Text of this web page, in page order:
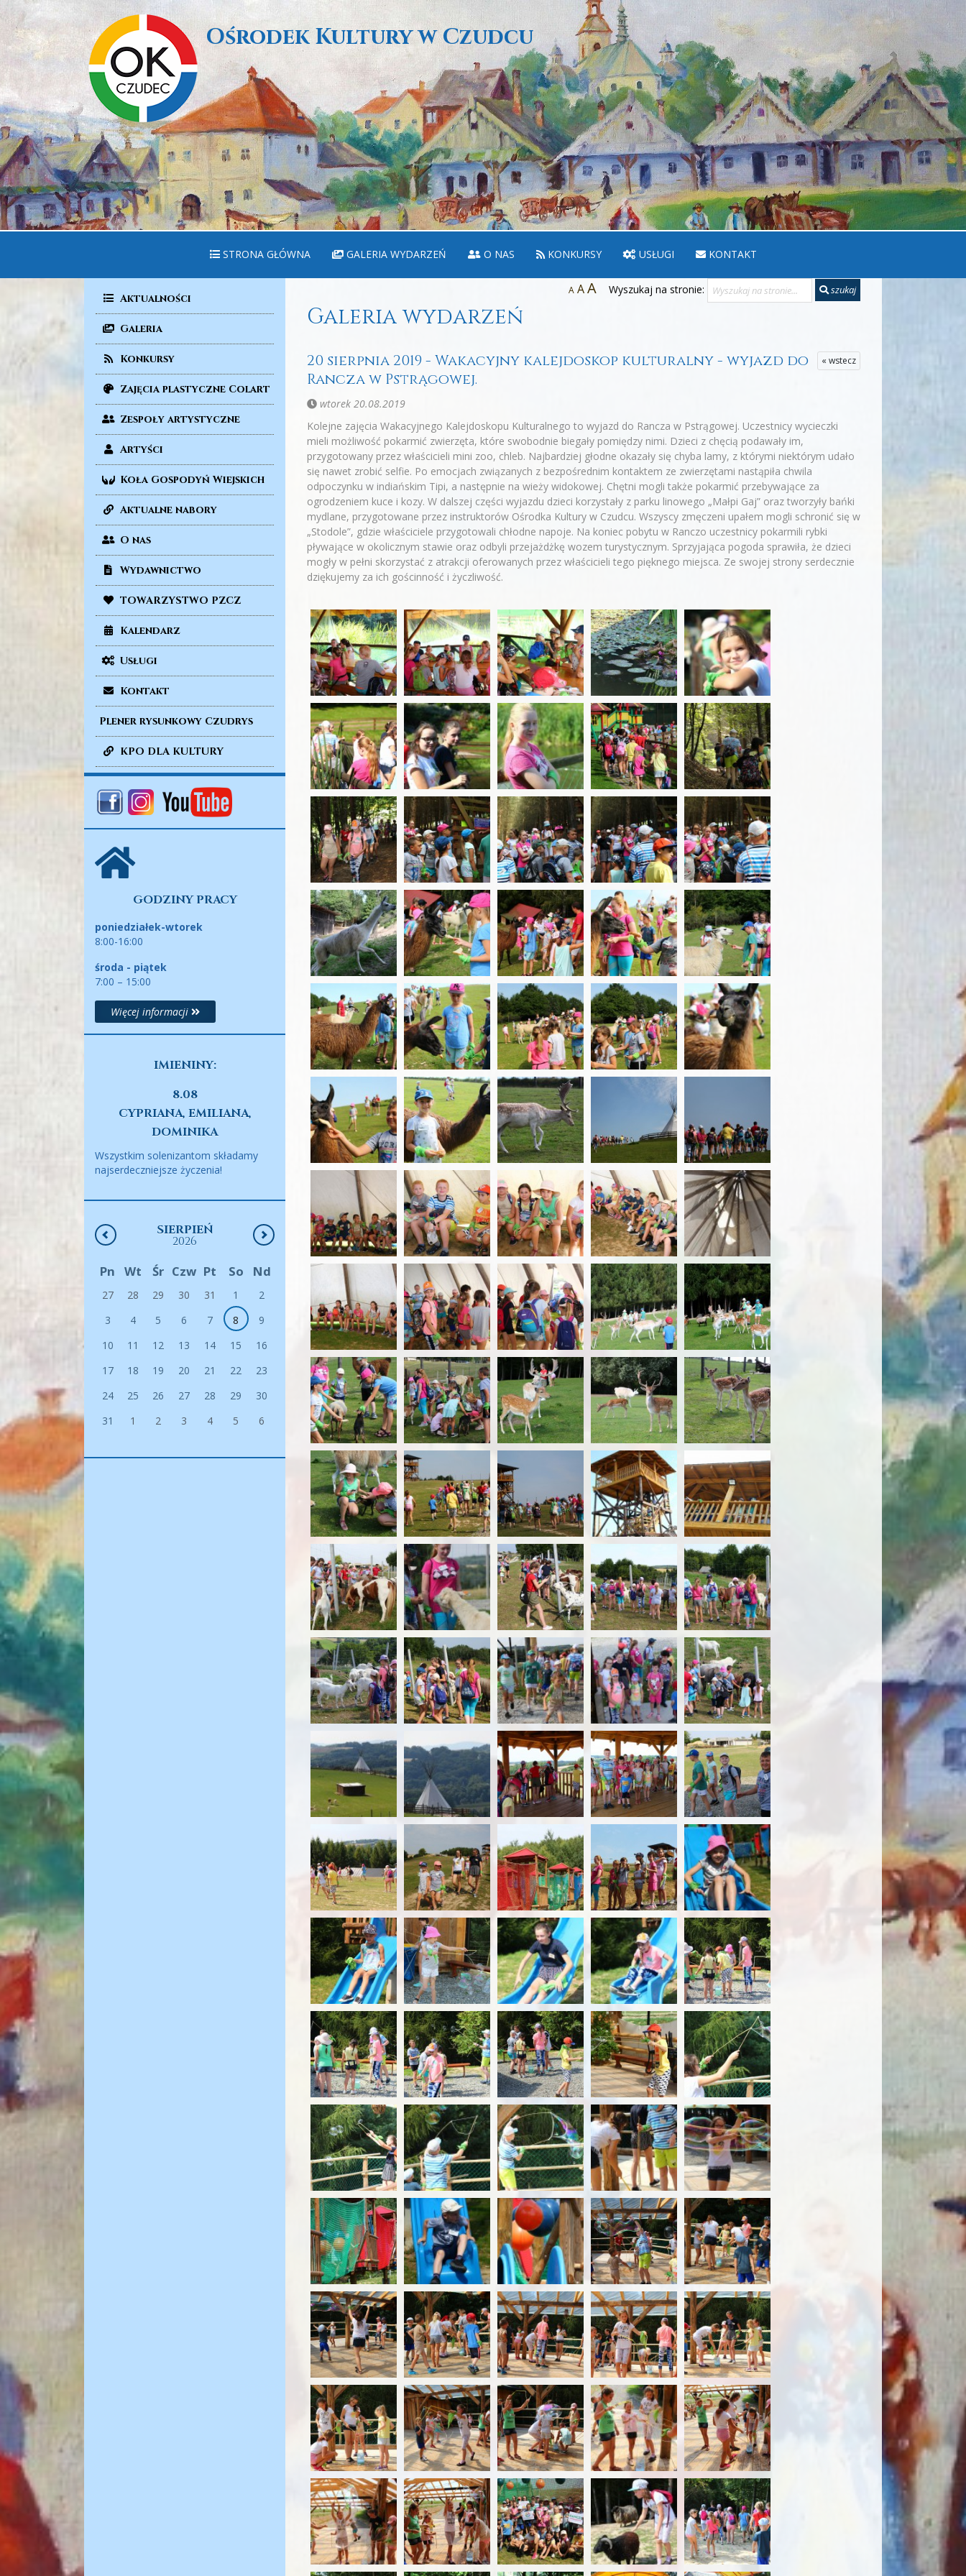
Ośrodek Kultury w Czudcu
STRONA GŁÓWNA GALERIA WYDARZEŃ O NAS KONKURSY USŁUGI KONTAKT
Aktualności
Galeria
Konkursy
Zajęcia plastyczne Colart
Zespoły artystyczne
Artyści
Koła Gospodyń Wiejskich
Aktualne nabory
O nas
Wydawnictwo
TOWARZYSTWO PZCZ
Kalendarz
Usługi
Kontakt
Plener rysunkowy Czudrys
KPO DLA KULTURY
GODZINY PRACY
poniedziałek-wtorek
8:00-16:00
środa - piątek
7:00 – 15:00
Więcej informacji
IMIENINY:
8.08
CYPRIANA, EMILIANA,
DOMINIKA
Wszystkim solenizantom składamy
najserdeczniejsze życzenia!
SIERPIEŃ
2026
Pn Wt Śr Czw Pt So Nd
27 28 29 30 31 1
2
3
4 5 6 7 8
9
10
11 12 13 14 15
16
17
18 19 20 21 22
23
24
25 26 27 28 29
30
31
1 2 3 4 5 6
A AA Wyszukaj na stronie: szukaj
Galeria wydarzeń
« wstecz
20 sierpnia 2019 - Wakacyjny kalejdoskop kulturalny - wyjazd do
Rancza w Pstrągowej.
wtorek 20.08.2019
Kolejne zajęcia Wakacyjnego Kalejdoskopu Kulturalnego to wyjazd do Rancza w Pstrągowej. Uczestnicy wycieczki
mieli możliwość pokarmić zwierzęta, które swobodnie biegały pomiędzy nimi. Dzieci z chęcią podawały im,
przygotowany przez właścicieli mini zoo, chleb. Najbardziej głodne okazały się chyba lamy, z którymi niektórym udało
się nawet zrobić selfie. Po emocjach związanych z bezpośrednim kontaktem ze zwierzętami nastąpiła chwila
odpoczynku w indiańskim Tipi, a następnie na wieży widokowej. Chętni mogli także pokarmić przebywające za
ogrodzeniem kuce i kozy. W dalszej części wyjazdu dzieci korzystały z parku linowego „Małpi Gaj” oraz tworzyły bańki
mydlane, przygotowane przez instruktorów Ośrodka Kultury w Czudcu. Wszyscy zmęczeni upałem mogli schronić się w
„Stodole”, gdzie właściciele przygotowali chłodne napoje. Na koniec pobytu w Ranczo uczestnicy pokarmili rybki
pływające w okolicznym stawie oraz odbyli przejażdżkę wozem turystycznym. Sprzyjająca pogoda sprawiła, że dzieci
mogły w pełni skorzystać z atrakcji oferowanych przez właścicieli tego pięknego miejsca. Ze swojej strony serdecznie
dziękujemy za ich gościnność i życzliwość.